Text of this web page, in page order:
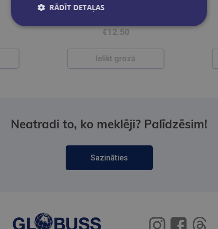
€12.50
Ielikt grozā
Neatradi to, ko meklēji? Palīdzēsim!
Sazināties
RĀDĪT DETAĻAS